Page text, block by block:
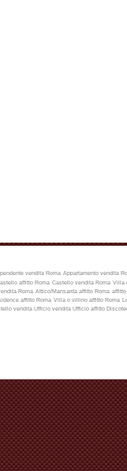
vendita Roma Appartamento vendita
affitto Roma Castello vendita Roma Villa
Roma Attico/Mansarda affitto Roma affitto
affitto Roma Villa o villino affitto Roma
vendita Ufficio vendita Ufficio affitto